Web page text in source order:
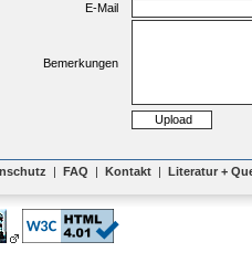
E-Mail
Bemerkungen
| FAQ | Kontakt | Literatur +